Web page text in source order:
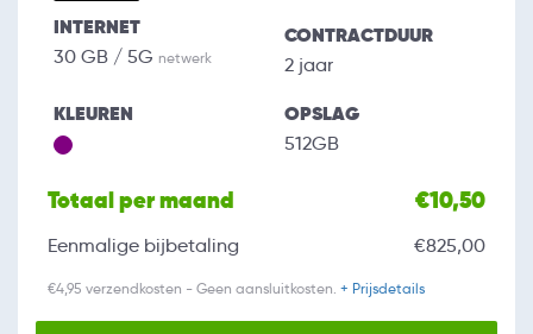
INTERNET
30 GB / 5G netwerk
CONTRACTDUUR
2 jaar
KLEUREN OPSLAG
512GB
Totaal per maand €10,50
Eenmalige bijbetaling €825,00
€4,95 verzendkosten - Geen aansluitkosten. + Prijsdetails